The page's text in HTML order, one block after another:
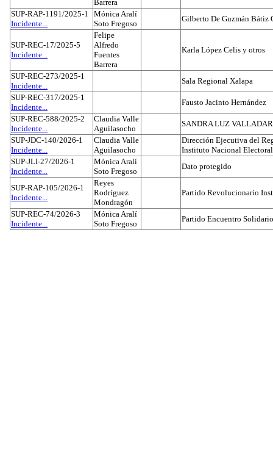
Barrera
SUP-RAP-1191/2025-1
Incidente...
Mónica Aralí
Soto Fregoso
Gilberto De Guzmán Bátiz
SUP-REC-17/2025-5
Incidente...
Felipe
Alfredo
Fuentes
Barrera
Karla López Celis y otros
SUP-REC-273/2025-1
Incidente...
Sala Regional Xalapa
SUP-REC-317/2025-1
Incidente...
Fausto Jacinto Hernández
SUP-REC-588/2025-2
Incidente...
Claudia Valle
Aguilasocho
SANDRA LUZ
SUP-JDC-140/2026-1
Incidente...
Claudia Valle
Aguilasocho
Dirección Ejecutiva del
Instituto Nacional Electoral
SUP-JLI-27/2026-1
Incidente...
Mónica Aralí
Soto Fregoso
Dato protegido
SUP-RAP-105/2026-1
Incidente...
Reyes
Rodríguez
Mondragón
Partido Revolucionario
SUP-REC-74/2026-3
Incidente...
Mónica Aralí
Soto Fregoso
Partido Encuentro